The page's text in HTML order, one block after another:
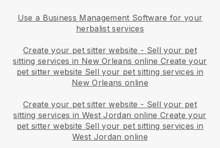
Use a Business Management Software for your
herbalist services
Create your pet sitter website - Sell your pet
sitting services in New Orleans online Create your
pet sitter website Sell your pet sitting services in
New Orleans online
Create your pet sitter website - Sell your pet
sitting services in West Jordan online Create your
pet sitter website Sell your pet sitting services in
West Jordan online